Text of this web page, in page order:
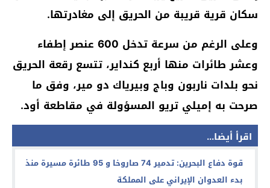
سكان قرية قريبة من الحريق إلى مغادرتها.
وعلى الرغم من سرعة تدخل 600 عنصر إطفاء
وعشر طائرات منها أربع كنداير، تتسع رقعة الحريق
نحو بلدات ناربون وباج وبيرياك دو مير، وفق ما
صرحت به إميلي تريو المسؤولة في مقاطعة أود.
اقرأ أيضا...
قوة دفاع البحرين: تدمير 74 صاروخا و 95 طائرة مسيرة منذ
بدء العدوان الإيراني على المملكة